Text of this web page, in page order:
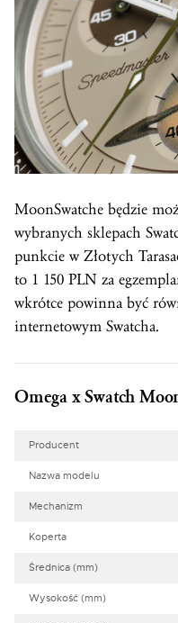
MoonSwatche będzie
wybranych sklepach
punkcie w Złotych
to 1 150 PLN za
wkrótce powinna być
internetowym Swatcha.
Omega x Swatch
Producent
Nazwa modelu
Mechanizm
Koperta
Średnica (mm)
Wysokość (mm)